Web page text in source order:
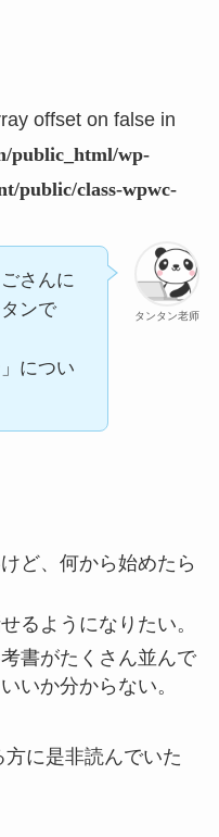
offset on false in
public_html/wp-
public/class-wpwc-
タンタン老师
さんに
ンで
につい
ど、何から始めたら
るようになりたい。
書がたくさん並んで
いか分からない。
に是非読んでいた